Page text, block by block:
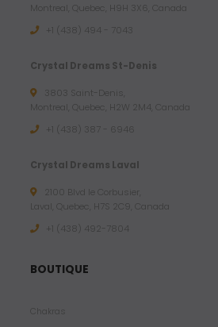
Montreal, Quebec, H9H 3X6, Canada
+1 (438) 494 - 7043
Crystal Dreams St-Denis
3803 Saint-Denis,
Montreal, Quebec, H2W 2M4, Canada
+1 (438) 387 - 6946
Crystal Dreams Laval
2100 Blvd le Corbusier,
Laval, Quebec, H7S 2C9, Canada
+1 ‪(438) 492-7804‬
BOUTIQUE
Chakras